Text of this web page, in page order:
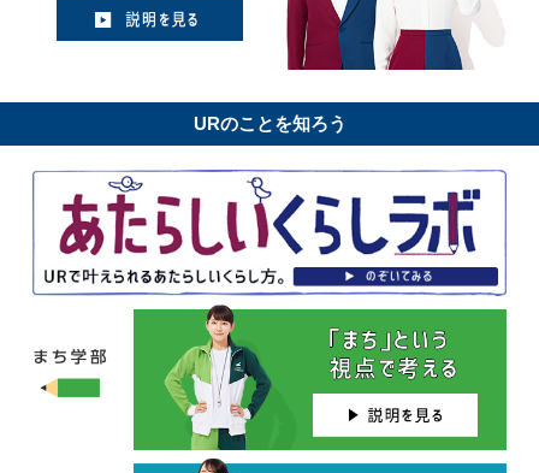
URのことを知ろう